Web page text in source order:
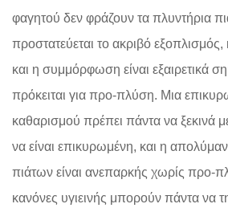
φαγητού δεν φράζουν τα πλυντήρια
προστατεύεται το ακριβό εξοπλισμός,
και η συμμόρφωση είναι εξαιρετικά
πρόκειται για προ-πλύση. Μια
καθαρισμού πρέπει πάντα να ξεκινά
να είναι επικυρωμένη, και η
πιάτων είναι ανεπαρκής χωρίς προ-
κανόνες υγιεινής μπορούν πάντα να